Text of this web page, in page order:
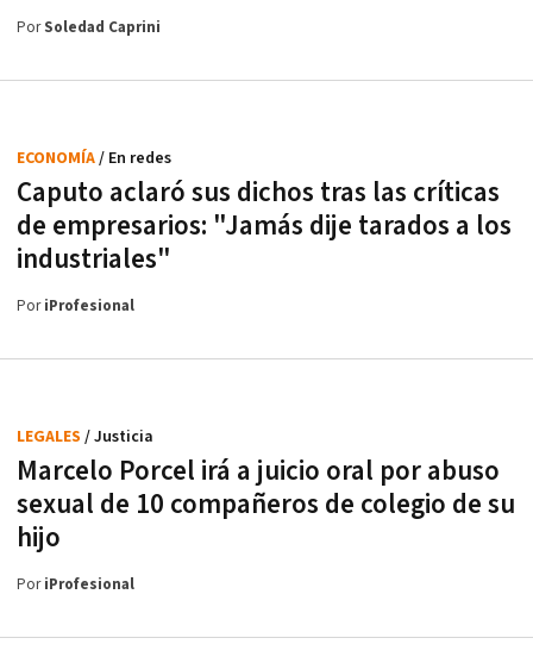
PorSoledad Caprini
Caputo aclaró sus dichos tras las críticas
de empresarios: "Jamás dije tarados a los
industriales"
ECONOMÍA/ En redes
PoriProfesional
Marcelo Porcel irá a juicio oral por abuso
sexual de 10 compañeros de colegio de su
hijo
LEGALES / Justicia
PoriProfesional